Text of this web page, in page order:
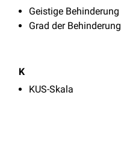
Geistige Behinderung
Grad der Behinderung
K
KUS-Skala